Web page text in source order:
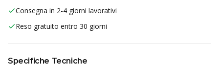
Consegna in 2-4 giorni lavorativi
Reso gratuito entro 30 giorni
Specifiche Tecniche